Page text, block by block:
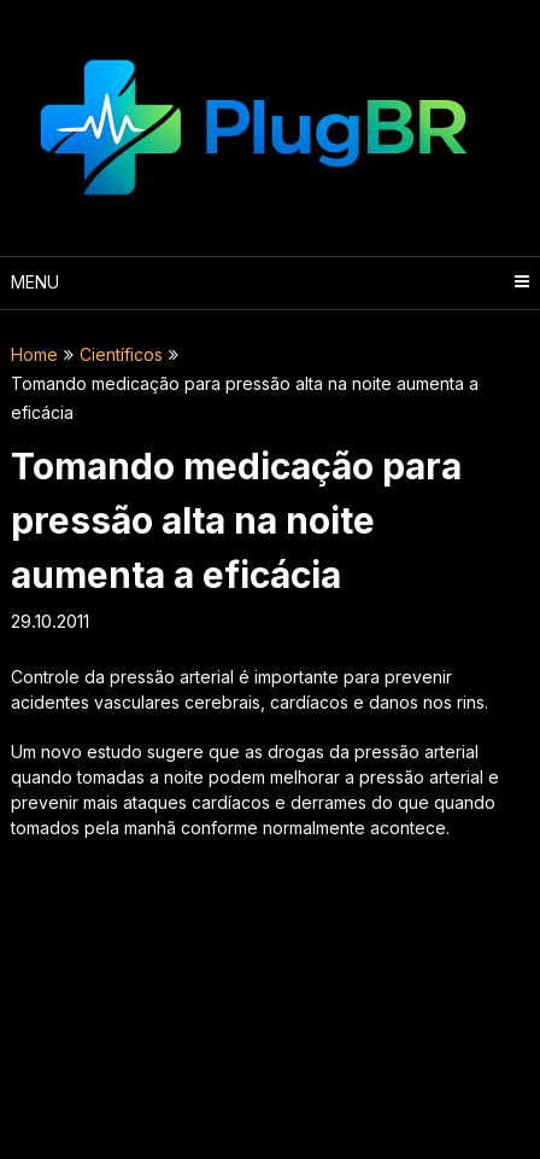
MENU
Home
Científicos
Tomando medicação para pressão alta na noite aumenta a
eficácia
Tomando medicação para
pressão alta na noite
aumenta a eficácia
29.10.2011
Controle da pressão arterial é importante para prevenir
acidentes vasculares cerebrais, cardíacos e danos nos rins.
Um novo estudo sugere que as drogas da pressão arterial
quando tomadas a noite podem melhorar a pressão arterial e
prevenir mais ataques cardíacos e derrames do que quando
tomados pela manhã conforme normalmente acontece.